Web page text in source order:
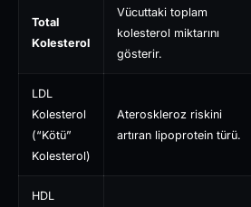
Total
Kolesterol
Vücuttaki toplam
kolesterol miktarını
gösterir.
LDL
Kolesterol
(“Kötü”
Kolesterol)
Ateroskleroz riskini
artıran lipoprotein türü.
HDL